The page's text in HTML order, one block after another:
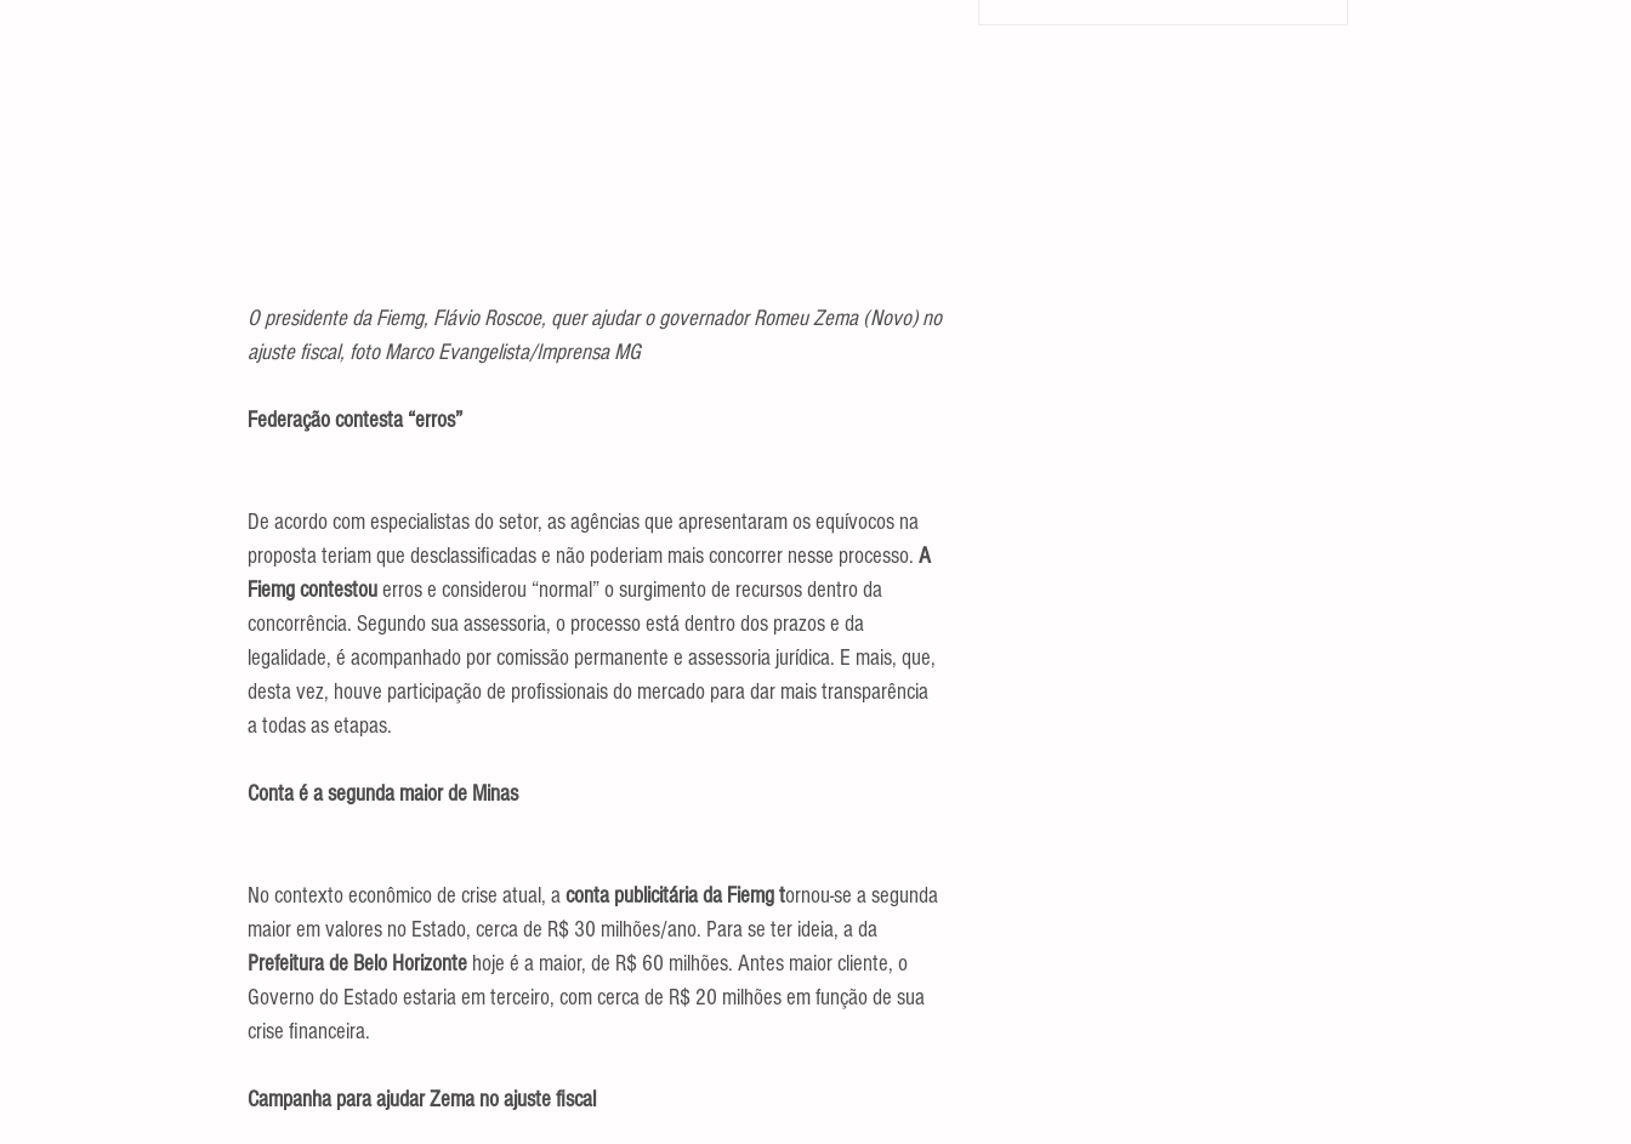
O presidente da Fiemg, Flávio Roscoe, quer ajudar o governador Romeu Zema (Novo) no
ajuste fiscal, foto Marco Evangelista/Imprensa MG
Federação contesta “erros”
De acordo com especialistas do setor, as agências que apresentaram os equívocos na
proposta teriam que desclassificadas e não poderiam mais concorrer nesse processo. A
Fiemg contestou erros e considerou “normal” o surgimento de recursos dentro da
concorrência. Segundo sua assessoria, o processo está dentro dos prazos e da
legalidade, é acompanhado por comissão permanente e assessoria jurídica. E mais, que,
desta vez, houve participação de profissionais do mercado para dar mais transparência
a todas as etapas.
Conta é a segunda maior de Minas
No contexto econômico de crise atual, a conta publicitária da Fiemg tornou-se a segunda
maior em valores no Estado, cerca de R$ 30 milhões/ano. Para se ter ideia, a da
Prefeitura de Belo Horizonte hoje é a maior, de R$ 60 milhões. Antes maior cliente, o
Governo do Estado estaria em terceiro, com cerca de R$ 20 milhões em função de sua
crise financeira.
Campanha para ajudar Zema no ajuste fiscal